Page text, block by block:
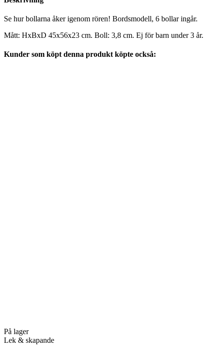
Se hur bollarna åker igenom rören! Bordsmodell, 6 bollar ingår.
Mått: HxBxD 45x56x23 cm. Boll: 3,8 cm. Ej för barn under 3 år.
Kunder som köpt denna produkt köpte också:
På lager
Lek & skapande